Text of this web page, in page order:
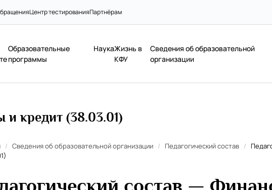
Центр тестированияПартнёрам
Образовательные
программы
НаукаЖизнь в
КФУ
Сведения об образовательной
организации
и кредит (38.03.01)
/ Сведения об образовательной организации / Педагогический состав /
состав —